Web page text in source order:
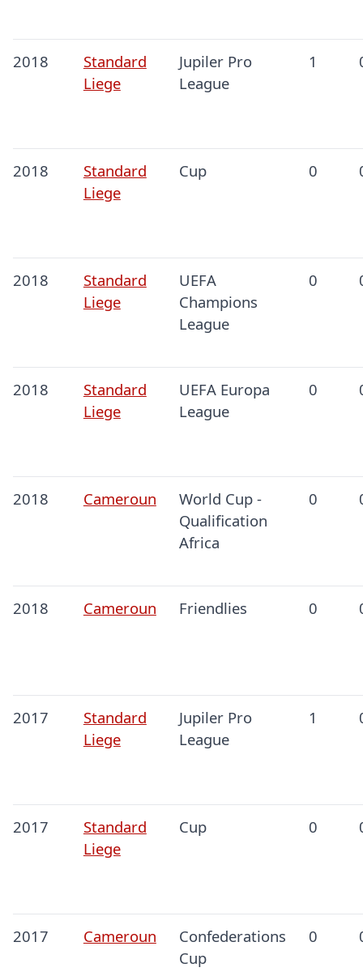
2018
Standard
Liege
Jupiler Pro
League
1
2018
Standard
Liege
Cup 0
2018
Standard
Liege
UEFA
Champions
League
0
2018
Standard
Liege
UEFA Europa
League
0
2018 Cameroun
World Cup -
Qualification
Africa
0
2018 Cameroun Friendlies 0
2017
Standard
Liege
Jupiler Pro
League
1
2017
Standard
Liege
Cup 0
2017 Cameroun
Confederations
Cup
0